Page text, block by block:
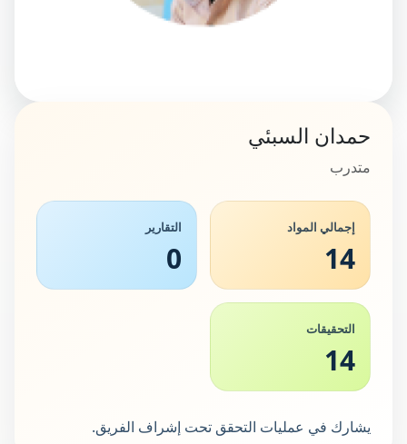
حمدان السبئي
متدرب
إجمالي المواد
14
التقارير
0
التحقيقات
14
يشارك في عمليات التحقق تحت إشراف الفريق.